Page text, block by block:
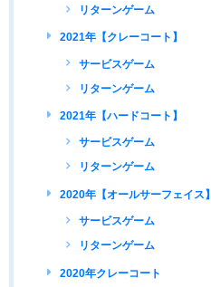
リターンゲーム
2021年【クレーコート】
サービスゲーム
リターンゲーム
2021年【ハードコート】
サービスゲーム
リターンゲーム
2020年【オールサーフェイス】
サービスゲーム
リターンゲーム
2020年クレーコート